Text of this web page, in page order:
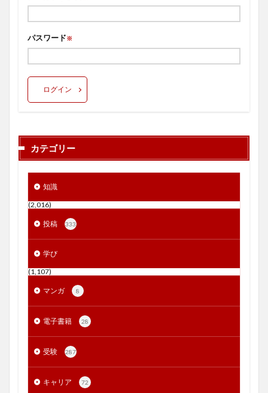
パスワード※
ログイン
カテゴリー
知識
(2,016)
投稿 333
学び
(1,107)
マンガ 8
電子書籍 28
受験 287
キャリア 72